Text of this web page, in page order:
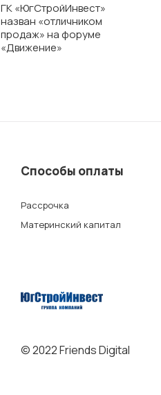
ГК «ЮгСтройИнвест»
назван «отличником
продаж» на форуме
«Движение»
Способы оплаты
Рассрочка
Материнский капитал
© 2022 Friends Digital